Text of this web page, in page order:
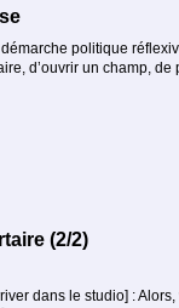
politique
d’ouvrir un champ,
(2/2)
dans le studio] :